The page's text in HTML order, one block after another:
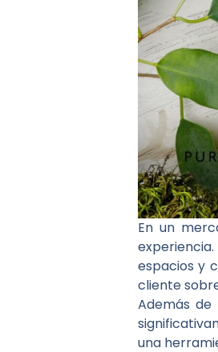
En un
espacios y
cliente
Además de
una